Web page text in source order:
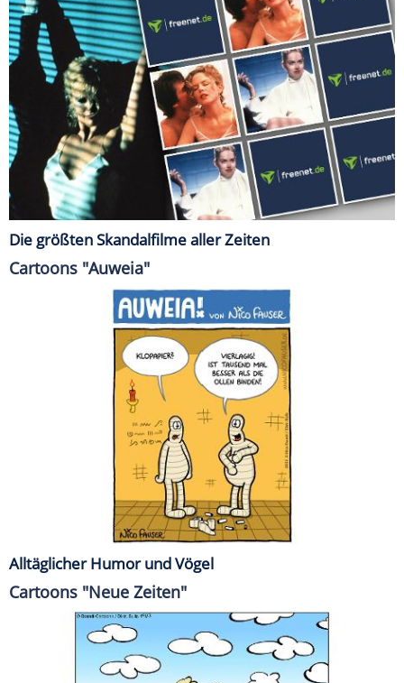
Die größten Skandalfilme aller Zeiten
Cartoons "Auweia"
Alltäglicher Humor und Vögel
Cartoons "Neue Zeiten"